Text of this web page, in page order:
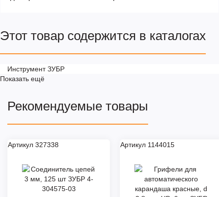
Этот товар содержится в каталогах
Инструмент ЗУБР
Показать ещё
Рекомендуемые товары
Артикул 327338 Артикул 1144015